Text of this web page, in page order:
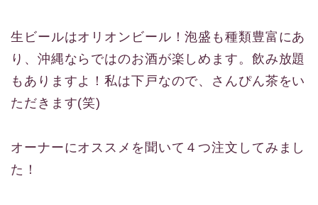
生ビールはオリオンビール！泡盛も種類豊富にあ
り、沖縄ならではのお酒が楽しめます。飲み放題
もありますよ！私は下戸なので、さんぴん茶をい
ただきます(笑)
オーナーにオススメを聞いて４つ注文してみまし
た！